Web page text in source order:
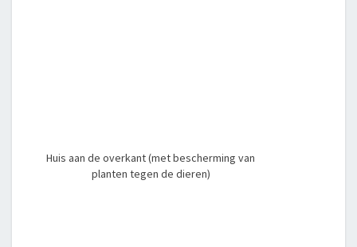
Huis aan de overkant (met bescherming van
planten tegen de dieren)